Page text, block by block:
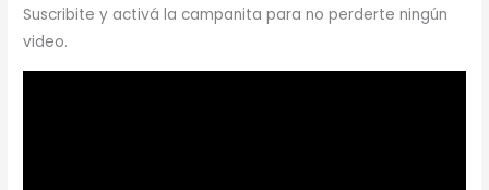
Suscribite y activá la campanita para no perderte ningún
video.